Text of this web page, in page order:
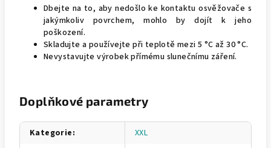
Dbejte na to, aby nedošlo ke kontaktu osvěžovače s
jakýmkoliv povrchem, mohlo by dojít k jeho
poškození.
Skladujte a používejte při teplotě mezi 5 °C až 30 °C.
Nevystavujte výrobek přímému slunečnímu záření.
Doplňkové parametry
Kategorie:
XXL